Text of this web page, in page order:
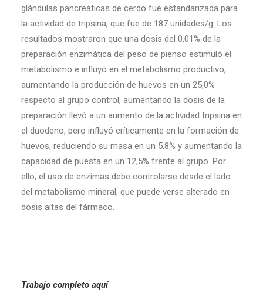
glándulas pancreáticas de cerdo fue estandarizada para
la actividad de tripsina, que fue de 187 unidades/g. Los
resultados mostraron que una dosis del 0,01% de la
preparación enzimática del peso de pienso estimuló el
metabolismo e influyó en el metabolismo productivo,
aumentando la producción de huevos en un 25,0%
respecto al grupo control, aumentando la dosis de la
preparación llevó a un aumento de la actividad tripsina en
el duodeno, pero influyó críticamente en la formación de
huevos, reduciendo su masa en un 5,8% y aumentando la
capacidad de puesta en un 12,5% frente al grupo. Por
ello, el uso de enzimas debe controlarse desde el lado
del metabolismo mineral, que puede verse alterado en
dosis altas del fármaco.
Trabajo completo aquí